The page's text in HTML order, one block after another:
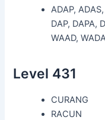
ADAP,
DAP, DAPA,
WAAD,
Level 431
CURANG
RACUN